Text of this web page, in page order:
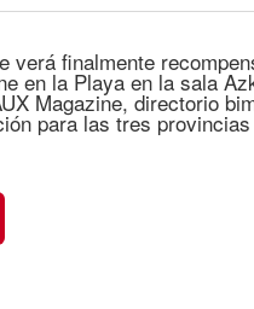
verá finalmente
en la Playa en la sala
Magazine, directorio
para las tres